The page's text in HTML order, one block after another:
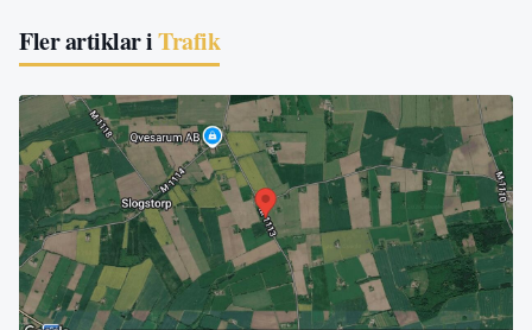
Fler artiklar iTrafik